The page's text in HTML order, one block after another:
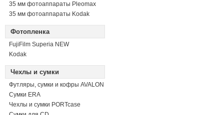
35 мм фотоаппараты Pleomax
35 мм фотоаппараты Kodak
Фотопленка
FujiFilm Superia NEW
Kodak
Чехлы и сумки
Футляры, сумки и кофры AVALON
Сумки ERA
Чехлы и сумки PORTcase